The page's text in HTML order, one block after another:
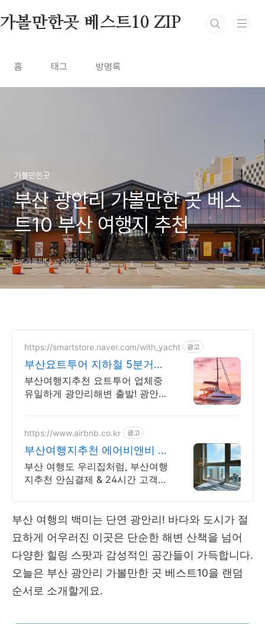
가볼만한곳 베스트10 ZIP
홈 태그 방명록
가볼만한곳
부산 광안리 가볼만한 곳 베스
트10 부산 여행지 추천
by 가볼피디 2025. 9. 8.
https://smartstore.naver.com/with_yacht 광고
부산요트투어 지하철 5분거리
업계유일 광안리해변 출발!
부산여행지추천 요트투어 업체중
유일하게 광안리해변 출발! 광안리
https://www.airbnb.co.kr 광고
부산여행지추천 에어비앤비 부
산 오션뷰 감성 숙소
부산 여행도 우리집처럼, 부산여행
지추천 안심결제 & 24시간 고객지
서 만나보세요.
부산 여행의 백미는 단연 광안리! 바다와 도시가 절
묘하게 어우러진 이곳은 단순한 해변 산책을 넘어
다양한 힐링 스팟과 감성적인 공간들이 가득합니다.
오늘은 부산 광안리 가볼만한 곳 베스트10을 랜덤
순서로 소개할게요.